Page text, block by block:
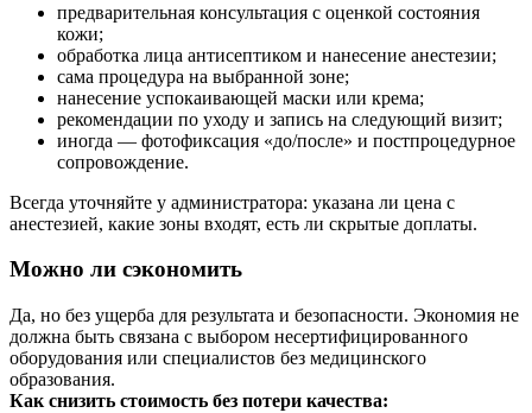
предварительная консультация с оценкой состояния
кожи;
обработка лица антисептиком и нанесение анестезии;
сама процедура на выбранной зоне;
нанесение успокаивающей маски или крема;
рекомендации по уходу и запись на следующий визит;
иногда — фотофиксация «до/после» и постпроцедурное
сопровождение.
Всегда уточняйте у администратора: указана ли цена с
анестезией, какие зоны входят, есть ли скрытые доплаты.
Можно ли сэкономить
Да, но без ущерба для результата и безопасности. Экономия не
должна быть связана с выбором несертифицированного
оборудования или специалистов без медицинского
образования.
Как снизить стоимость без потери качества: